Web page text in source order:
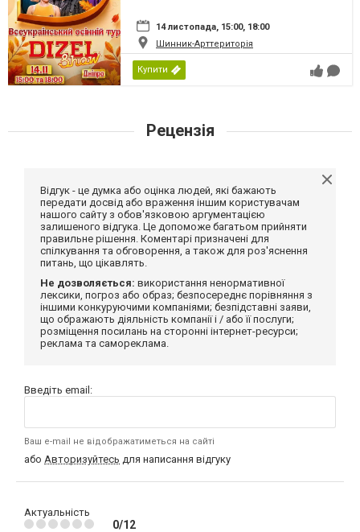
14 листопада, 15:00, 18:00
Шинник-Арттериторія
Купити
Рецензія
Відгук - це думка або оцінка людей, які бажають
передати досвід або враження іншим користувачам
нашого сайту з обов'язковою аргументацією
залишеного відгука. Це допоможе багатьом прийняти
правильне рішення. Коментарі призначені для
спілкування та обговорення, а також для роз'яснення
питань, що цікавлять.
Не дозволяється: використання ненормативної
лексики, погроз або образ; безпосереднє порівняння з
іншими конкуруючими компаніями; безпідставні заяви,
що ображають діяльність компанії і / або її послуги;
розміщення посилань на сторонні інтернет-ресурси;
реклама та самореклама.
Введіть email:
Ваш e-mail не відображатиметься на сайті
або Авторизуйтесь для написання відгуку
Актуальність
0/12